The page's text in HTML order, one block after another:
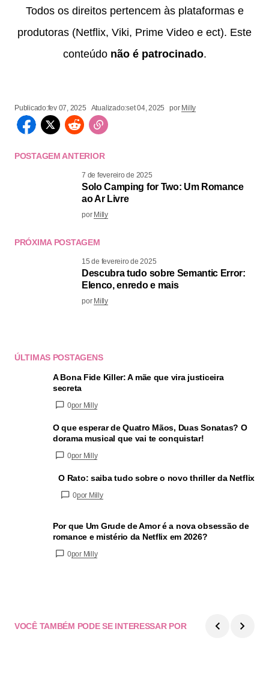
Todos os direitos pertencem às plataformas e
produtoras (Netflix, Viki, Prime Video e ect). Este
conteúdo não é patrocinado.
Publicado:fev 07, 2025 Atualizado:set 04, 2025 por Milly
POSTAGEM ANTERIOR
7 de fevereiro de 2025
Solo Camping for Two: Um Romance
ao Ar Livre
por Milly
PRÓXIMA POSTAGEM
15 de fevereiro de 2025
Descubra tudo sobre Semantic Error:
Elenco, enredo e mais
por Milly
ÚLTIMAS POSTAGENS
A Bona Fide Killer: A mãe que vira justiceira
secreta
0por Milly
O que esperar de Quatro Mãos, Duas Sonatas? O
dorama musical que vai te conquistar!
0por Milly
O Rato: saiba tudo sobre o novo thriller da Netflix
0por Milly
Por que Um Grude de Amor é a nova obsessão de
romance e mistério da Netflix em 2026?
0por Milly
VOCÊ TAMBÉM PODE SE INTERESSAR POR